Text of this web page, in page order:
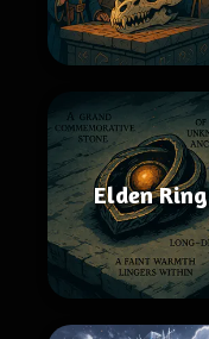
Elden Ring